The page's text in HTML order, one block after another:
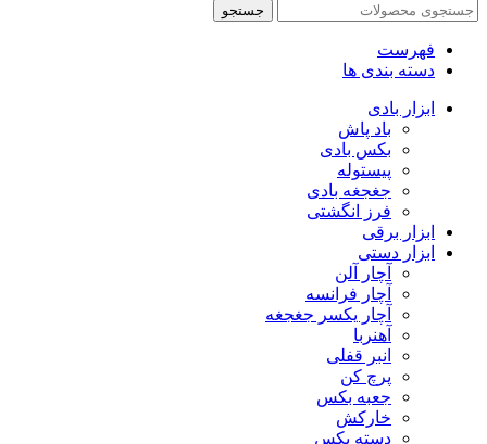
جستجو
فهرست
دسته بندی ها
ابزار بادی
باد پاش
بکس بادی
پیستوله
جغجغه بادی
فرز انگشتی
ابزار برقی
ابزار دستی
آچار آلن
آچار فرانسه
آچار یکسر جغجغه
آهنربا
انبر قفلی
پرچ کن
جعبه بکس
خارکش
دسته بکس